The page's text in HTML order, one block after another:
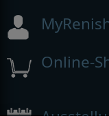
Online-